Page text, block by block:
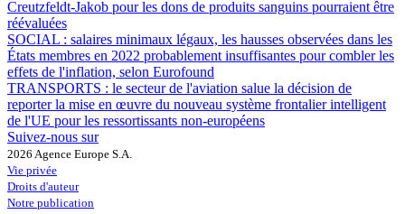
Creutzfeldt-Jakob pour les dons de produits sanguins pourraient être
réévaluées
SOCIAL : salaires minimaux légaux, les hausses observées dans les
États membres en 2022 probablement insuffisantes pour combler les
effets de l'inflation, selon Eurofound
TRANSPORTS : le secteur de l'aviation salue la décision de
reporter la mise en œuvre du nouveau système frontalier intelligent
de l'UE pour les ressortissants non-européens
Suivez-nous sur
2026 Agence Europe S.A.
Vie privée
Droits d'auteur
Notre publication